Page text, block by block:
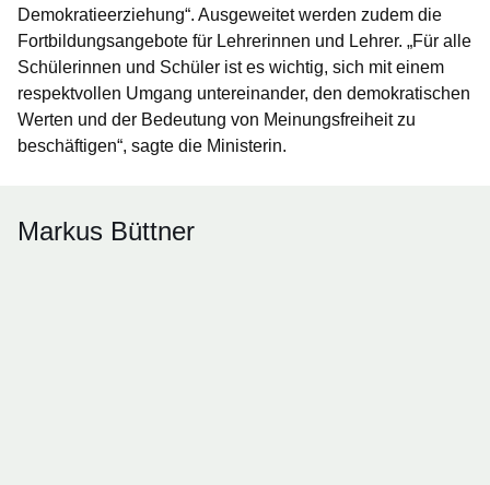
Demokratieerziehung“. Ausgeweitet werden zudem die
Fortbildungsangebote für Lehrerinnen und Lehrer. „Für alle
Schülerinnen und Schüler ist es wichtig, sich mit einem
respektvollen Umgang untereinander, den demokratischen
Werten und der Bedeutung von Meinungsfreiheit zu
beschäftigen“, sagte die Ministerin.
Markus Büttner